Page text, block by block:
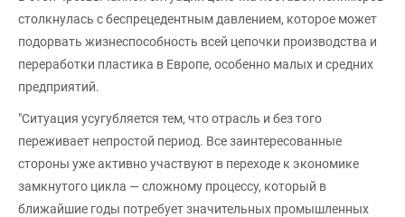
столкнулась с беспрецедентным давлением, которое может
подорвать жизнеспособность всей цепочки производства и
переработки пластика в Европе, особенно малых и средних
предприятий.
"Ситуация усугубляется тем, что отрасль и без того
переживает непростой период. Все заинтересованные
стороны уже активно участвуют в переходе к экономике
замкнутого цикла — сложному процессу, который в
ближайшие годы потребует значительных промышленных